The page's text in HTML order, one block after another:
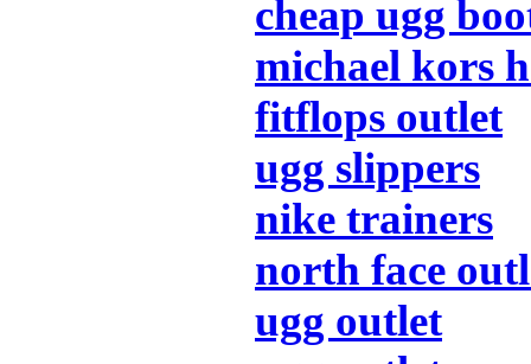
cheap ugg
michael kors
fitflops outlet
ugg slippers
nike trainers
north face
ugg outlet